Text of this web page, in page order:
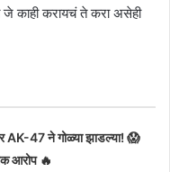
जे काही करायचं ते करा असेही
AK-47 ने गोळ्या झाडल्या! 😱
आरोप 🔥